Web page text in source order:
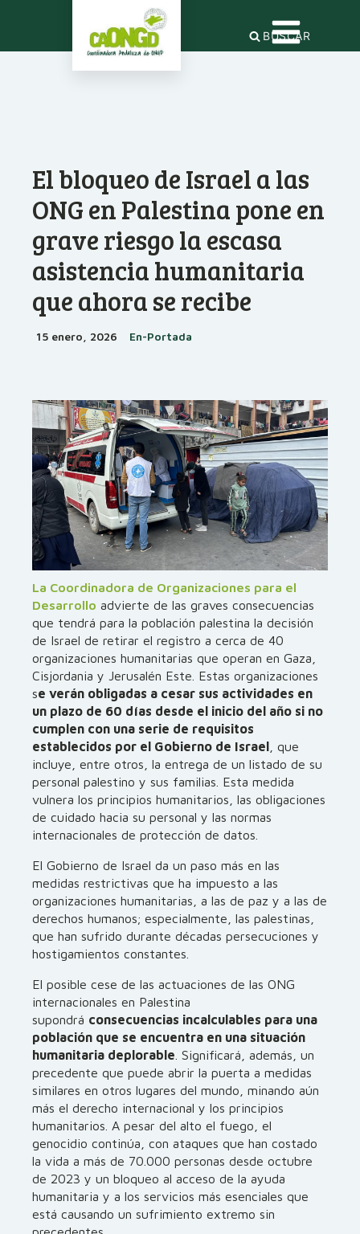
BUSCAR
El bloqueo de Israel a las
ONG en Palestina pone en
grave riesgo la escasa
asistencia humanitaria
que ahora se recibe
15 enero, 2026 En-Portada
La Coordinadora de Organizaciones para el
Desarrollo advierte de las graves consecuencias
que tendrá para la población palestina la decisión
de Israel de retirar el registro a cerca de 40
organizaciones humanitarias que operan en Gaza,
Cisjordania y Jerusalén Este. Estas organizaciones
se verán obligadas a cesar sus actividades en
un plazo de 60 días desde el inicio del año si no
cumplen con una serie de requisitos
establecidos por el Gobierno de Israel , que
incluye, entre otros, la entrega de un listado de su
personal palestino y sus familias. Esta medida
vulnera los principios humanitarios, las obligaciones
de cuidado hacia su personal y las normas
internacionales de protección de datos.
El Gobierno de Israel da un paso más en las
medidas restrictivas que ha impuesto a las
organizaciones humanitarias, a las de paz y a las de
derechos humanos; especialmente, las palestinas,
que han sufrido durante décadas persecuciones y
hostigamientos constantes.
El posible cese de las actuaciones de las ONG
internacionales en Palestina
supondrá consecuencias incalculables para una
población que se encuentra en una situación
humanitaria deplorable . Significará, además, un
precedente que puede abrir la puerta a medidas
similares en otros lugares del mundo, minando aún
más el derecho internacional y los principios
humanitarios. A pesar del alto el fuego, el
genocidio continúa, con ataques que han costado
la vida a más de 70.000 personas desde octubre
de 2023 y un bloqueo al acceso de la ayuda
humanitaria y a los servicios más esenciales que
está causando un sufrimiento extremo sin